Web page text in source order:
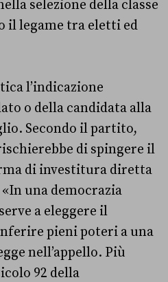
selezione della classe
il legame tra eletti ed
l’indicazione
o della candidata alla
Secondo il partito,
di spingere il
di investitura diretta
una democrazia
a eleggere il
pieni poteri a una
nell’appello. Più
92 della